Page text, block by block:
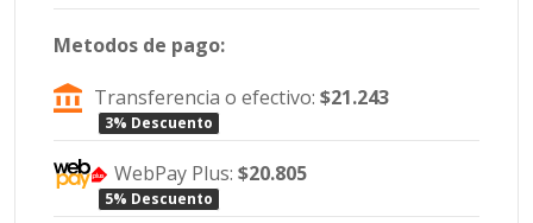
Metodos de pago:
Transferencia o efectivo:$21.243
3% Descuento
WebPay Plus:$20.805
5% Descuento